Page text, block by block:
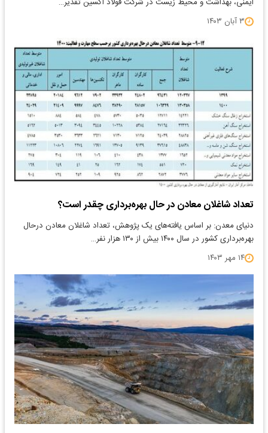
۳ آبان ۱۴۰۳
تعداد شاغلان معادن در حال بهره‌برداری چقدر است؟
​دنیای معدن: بر اساس یافته‌های یک پژوهش، تعداد شاغلان معادن درحال
بهره‌برداری کشور در سال ۱۴۰۰ بیش از ۱۳۰ هزار نفر…
۱۴ مهر ۱۴۰۳